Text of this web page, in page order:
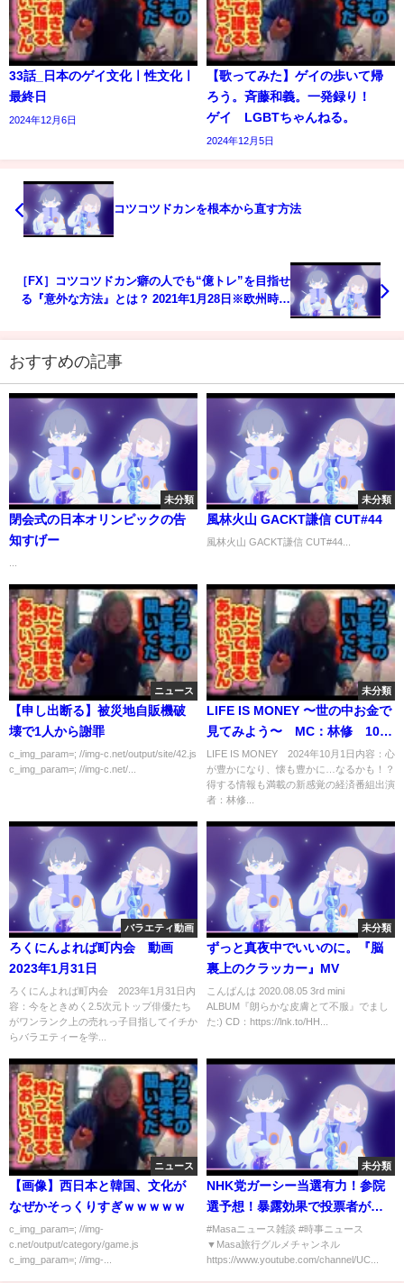
33話_日本のゲイ文化ㅣ性文化ㅣ
最終日
2024年12月6日
【歌ってみた】ゲイの歩いて帰
ろう。斉藤和義。一発録り！
ゲイ LGBTちゃんねる。
2024年12月5日
コツコツドカンを根本から直す方法
［FX］コツコツドカン癖の人でも“億トレ”を目指せ
る『意外な方法』とは？ 2021年1月28日※欧州時間
おすすめの記事
未分類
閉会式の日本オリンピックの告
知すげー
未分類
風林火山 GACKT謙信 CUT#44
風林火山 GACKT謙信 CUT#44...
ニュース
【申し出断る】被災地自販機破
壊で1人から謝罪
c_img_param=; //img-c.net/output/site/42.js
c_img_param=; //img-c.net/...
未分類
LIFE IS MONEY 〜世の中お金で
見てみよう〜 MC：林修 10月
1日
LIFE IS MONEY 2024年10月1日内容：心
が豊かになり、懐も豊かに…なるかも！？
得する情報も満載の新感覚の経済番組出演
者：林修...
バラエティ動画
ろくにんよれば町内会 動画
2023年1月31日
ろくにんよれば町内会 2023年1月31日内
容：今をときめく2.5次元トップ俳優たち
がワンランク上の売れっ子目指してイチか
らバラエティーを学...
未分類
ずっと真夜中でいいのに。『脳
裏上のクラッカー』MV
こんばんは 2020.08.05 3rd mini
ALBUM『朗らかな皮膚とて不服』でまし
た:) CD：https://lnk.to/HH...
ニュース
【画像】西日本と韓国、文化が
なぜかそっくりすぎｗｗｗｗｗ
c_img_param=; //img-
c.net/output/category/game.js
c_img_param=; //img-...
未分類
NHK党ガーシー当選有力！参院
選予想！暴露効果で投票者が増
加か！ドバイ議員の誕生か？
【Masaニュース雑談】
#Masaニュース雑談 #時事ニュース
▼Masa旅行グルメチャンネル
https://www.youtube.com/channel/UC...